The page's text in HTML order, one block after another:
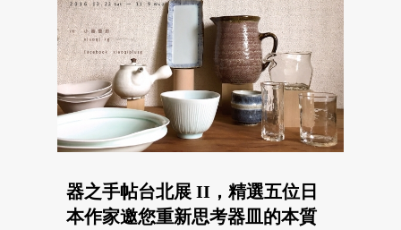
器之手帖台北展 II，精選五位日
本作家邀您重新思考器皿的本質